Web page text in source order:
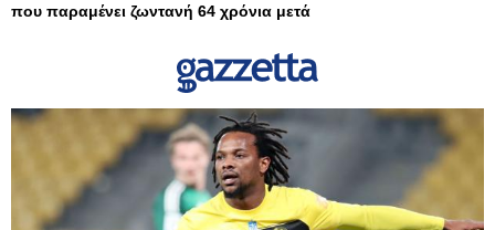
που παραμένει ζωντανή 64 χρόνια μετά